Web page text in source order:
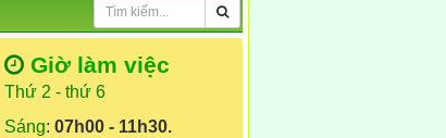
Giờ làm việc
Thứ 2 - thứ 6
Sáng: 07h00 - 11h30.